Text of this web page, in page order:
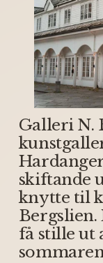
Galleri N.
skiftande
knytte til
Bergslien.
få stille ut